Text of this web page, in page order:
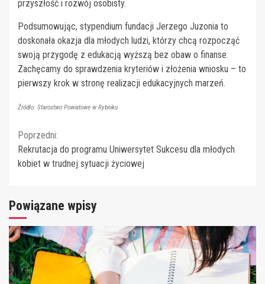
przyszłość i rozwój osobisty.
Podsumowując, stypendium fundacji Jerzego Juzonia to
doskonała okazja dla młodych ludzi, którzy chcą rozpocząć
swoją przygodę z edukacją wyższą bez obaw o finanse.
Zachęcamy do sprawdzenia kryteriów i złożenia wniosku – to
pierwszy krok w stronę realizacji edukacyjnych marzeń.
Źródło: Starostwo Powiatowe w Rybniku
Continue
Reading
Poprzedni:
Rekrutacja do programu Uniwersytet Sukcesu dla młodych
kobiet w trudnej sytuacji życiowej
Powiązane wpisy